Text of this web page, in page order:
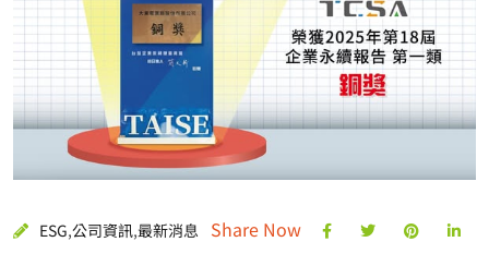
ESG,公司資訊,最新消息 Share Now